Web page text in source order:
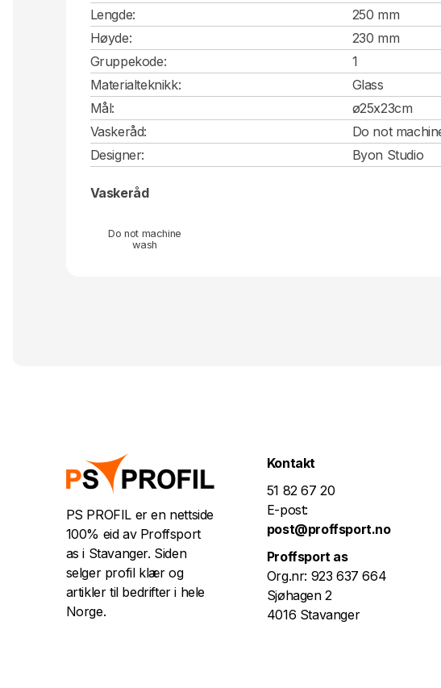
Lengde:
250 mm
Høyde:
230 mm
Gruppekode:
1
Materialteknikk:
Glass
Mål:
ø25x23cm
Vaskeråd:
Do not
Designer:
Byon Studio
Vaskeråd
Do not machine
wash
PS PROFIL er en nettside
100% eid av Proffsport
as i Stavanger. Siden
selger profil klær og
artikler til bedrifter i hele
Norge.
Kontakt
51 82 67 20
E-post:
post@proffsport.no
Proffsport as
Org.nr: 923 637 664
Sjøhagen 2
4016 Stavanger